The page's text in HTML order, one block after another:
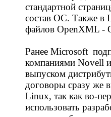
стандартной
состав ОС. Также в
файлов OpenXML -
Ранее Microsoft
компаниями Novell
выпуском
договоры сразу же
Linux, так как во-
использовать